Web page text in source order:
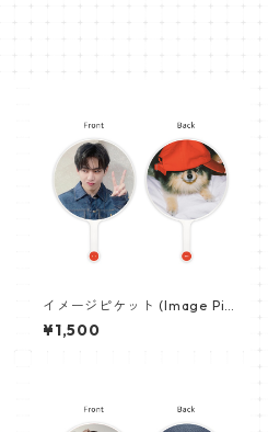
イメージピケット (Image Pic
ket) うちわ - ヴィ (V_20)
¥1,500